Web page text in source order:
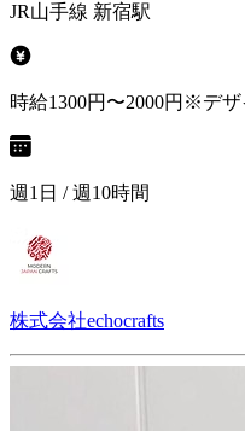
JR山手線 新宿駅
時給1300円〜2000円※デ
週1日 / 週10時間
株式会社echocrafts